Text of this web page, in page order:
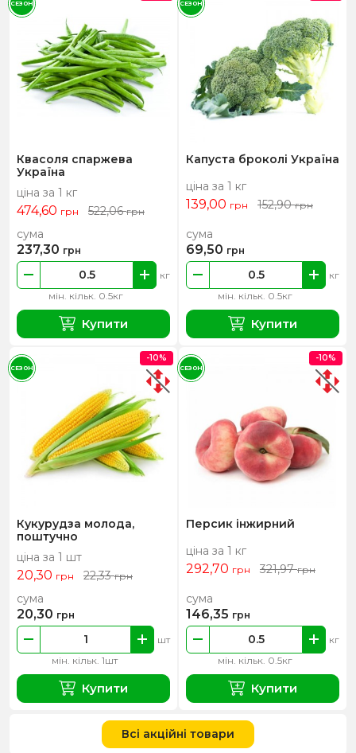
Квасоля спаржева
Україна
ціна за 1 кг
474,60 грн 522,06грн
мін. кільк. 0.5кг
кг
сума
237,30 грн
Купити
СЕЗОН
Капуста броколі Україна
ціна за 1 кг
139,00 грн 152,90грн
мін. кільк. 0.5кг
кг
сума
69,50 грн
Купити
СЕЗОН
Кукурудза молода,
поштучно
ціна за 1 шт
20,30 грн 22,33грн
мін. кільк. 1шт
шт
сума
20,30 грн
Купити
-10%
СЕЗОН
Персик інжирний
ціна за 1 кг
292,70 грн 321,97грн
мін. кільк. 0.5кг
кг
сума
146,35 грн
Купити
-10%
СЕЗОН
Всі акційні товари